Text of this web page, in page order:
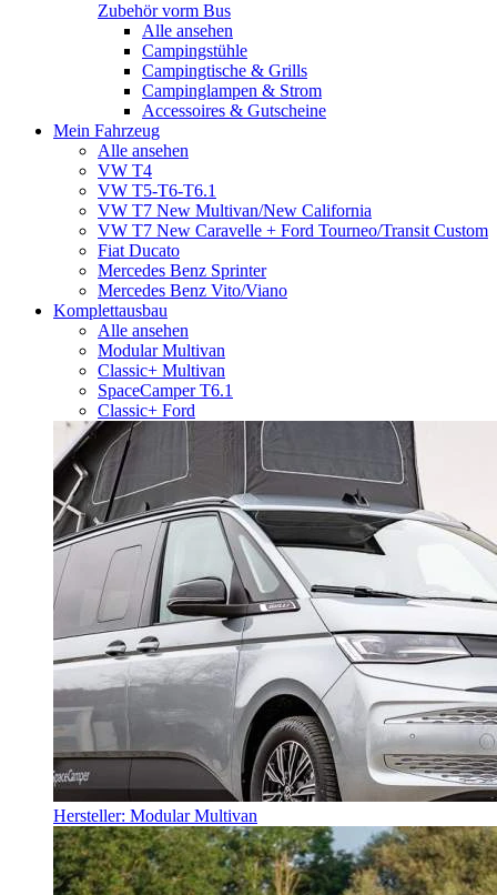
Zubehör vorm Bus
Alle ansehen
Campingstühle
Campingtische & Grills
Campinglampen & Strom
Accessoires & Gutscheine
Mein Fahrzeug
Alle ansehen
VW T4
VW T5-T6-T6.1
VW T7 New Multivan/New California
VW T7 New Caravelle + Ford Tourneo/Transit Custom
Fiat Ducato
Mercedes Benz Sprinter
Mercedes Benz Vito/Viano
Komplettausbau
Alle ansehen
Modular Multivan
Classic+ Multivan
SpaceCamper T6.1
Classic+ Ford
Hersteller: Modular Multivan